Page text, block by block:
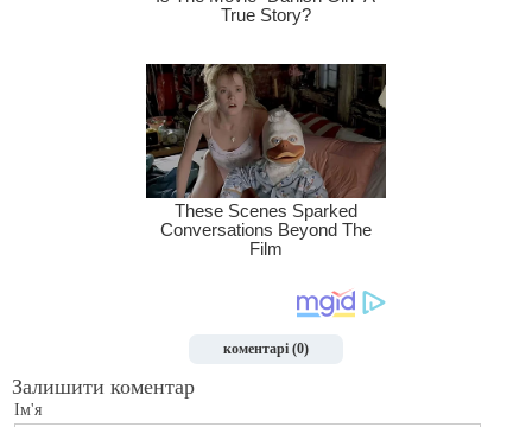
коментарі (0)
Залишити коментар
Ім'я